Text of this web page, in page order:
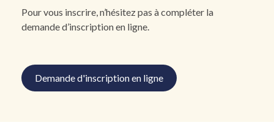
Pour vous inscrire, n’hésitez pas à compléter la
demande d’inscription en ligne.
Demande d'inscription en ligne